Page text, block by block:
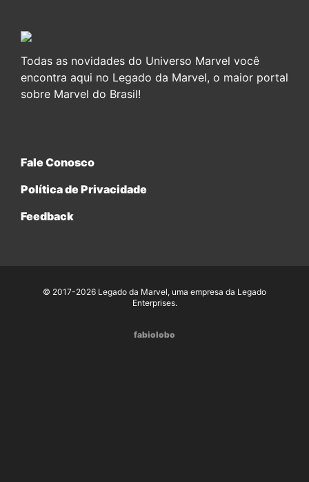
Todas as novidades do Universo Marvel você
encontra aqui no Legado da Marvel, o maior portal
sobre Marvel do Brasil!
Fale Conosco
Política de Privacidade
Feedback
© 2017-2026 Legado da Marvel, uma empresa da Legado
Enterprises.
fabiolobo